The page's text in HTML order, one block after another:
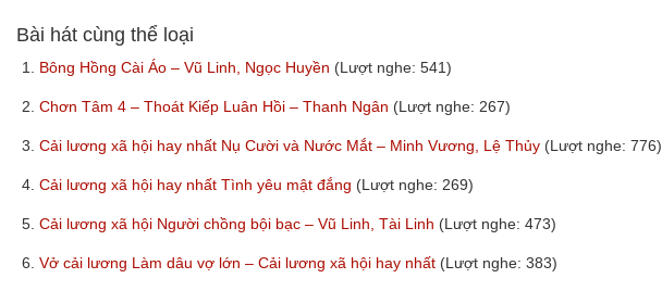
Bài hát cùng thể loại
1. Bông Hồng Cài Áo – Vũ Linh, Ngọc Huyền (Lượt nghe: 541)
2. Chơn Tâm 4 – Thoát Kiếp Luân Hồi – Thanh Ngân (Lượt nghe: 267)
3. Cải lương xã hội hay nhất Nụ Cười và Nước Mắt – Minh Vương, Lệ Thủy (Lượt nghe: 776)
4. Cải lương xã hội hay nhất Tình yêu mật đắng (Lượt nghe: 269)
5. Cải lương xã hội Người chồng bội bạc – Vũ Linh, Tài Linh (Lượt nghe: 473)
6. Vở cải lương Làm dâu vợ lớn – Cải lương xã hội hay nhất (Lượt nghe: 383)